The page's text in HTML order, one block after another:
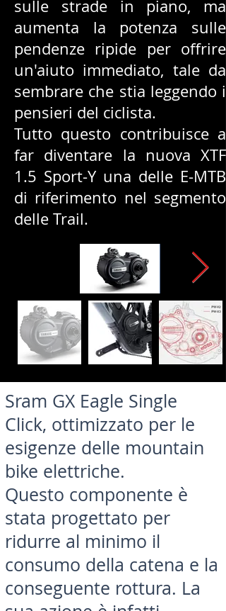
sulle strade in piano, ma
aumenta la potenza sulle
pendenze ripide per offrire
un'aiuto immediato, tale da
sembrare che stia leggendo i
pensieri del ciclista.
Tutto questo contribuisce a
far diventare la nuova XTF
1.5 Sport-Y una delle E-MTB
di riferimento nel segmento
delle Trail.
Sram GX Eagle Single
Click, ottimizzato per le
esigenze delle mountain
bike elettriche.
Questo componente è
stata progettato per
ridurre al minimo il
consumo della catena e la
conseguente rottura. La